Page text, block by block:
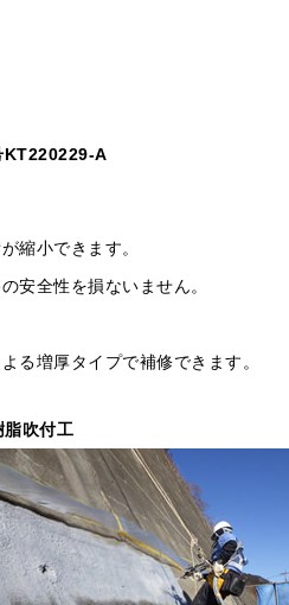
KT220229-A
縮小できます。
安全性を損ないません。
る増厚タイプで補修できます。
脂吹付工